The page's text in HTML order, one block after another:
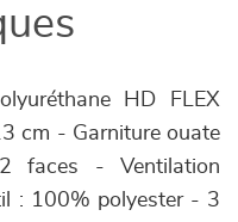
HD FLEX
cm - Garniture ouate
faces - Ventilation
: 100% polyester - 3